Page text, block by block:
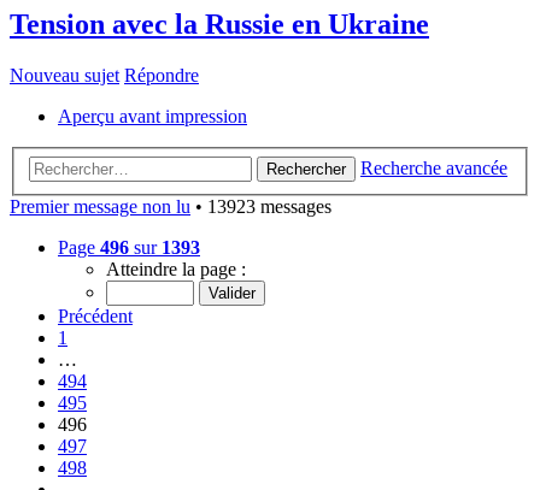
Tension avec la Russie en Ukraine
Nouveau sujet Répondre
Aperçu avant impression
Rechercher
Recherche avancée
Premier message non lu • 13923 messages
Page 496 sur 1393
Atteindre la page :
Précédent
1
…
494
495
496
497
498